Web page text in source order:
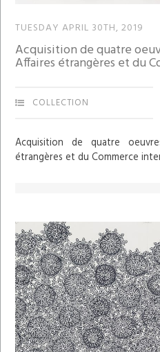
TUESDAY APRIL 30TH, 2019
Acquisition de quatre
Affaires étrangères et du
COLLECTION
Acquisition de quatre
étrangères et du Commerce